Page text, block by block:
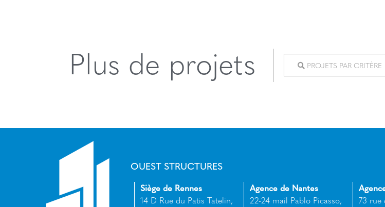
Plus de projets PROJETS PAR CRITÈRE
OUEST STRUCTURES
Siège de Rennes
14 D Rue du Patis Tatelin,
Agence de Nantes
22-24 mail Pablo Picasso,
73 rue